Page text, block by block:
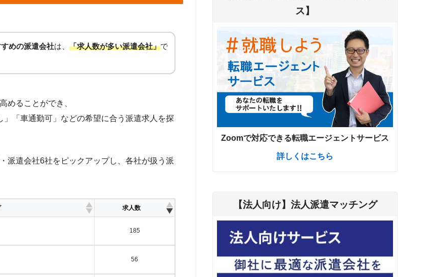
めの派遣会社は、 「求人数が多い派遣会社」で
めることができ、
「車通勤可」などの希望に合う派遣求人を探
派遣会社6社をピックアップし、各社が扱う派
求人数
185
56
ス】
Zoomで対応できる転職エージェントサービス
詳しくはこちら
【法人向け】法人派遣マッチング